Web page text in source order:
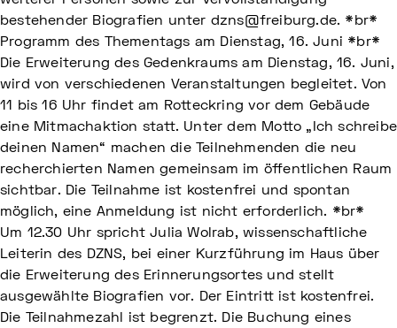
bestehender Biografien unter dzns@freiburg.de. *br*
Programm des Thementags am Dienstag, 16. Juni *br*
Die Erweiterung des Gedenkraums am Dienstag, 16. Juni,
wird von verschiedenen Veranstaltungen begleitet. Von
11 bis 16 Uhr findet am Rotteckring vor dem Gebäude
eine Mitmachaktion statt. Unter dem Motto „Ich schreibe
deinen Namen“ machen die Teilnehmenden die neu
recherchierten Namen gemeinsam im öffentlichen Raum
sichtbar. Die Teilnahme ist kostenfrei und spontan
möglich, eine Anmeldung ist nicht erforderlich. *br*
Um 12.30 Uhr spricht Julia Wolrab, wissenschaftliche
Leiterin des DZNS, bei einer Kurzführung im Haus über
die Erweiterung des Erinnerungsortes und stellt
ausgewählte Biografien vor. Der Eintritt ist kostenfrei.
Die Teilnahmezahl ist begrenzt. Die Buchung eines